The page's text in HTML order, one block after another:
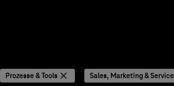
Prozesse & Tools Sales, Marketing & Service